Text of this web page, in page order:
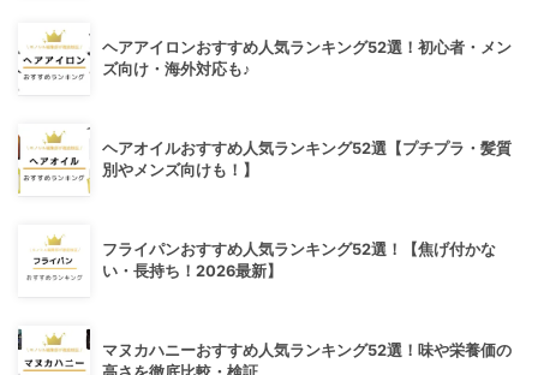
ヘアアイロンおすすめ人気ランキング52選！初心者・メン
ズ向け・海外対応も♪
ヘアオイルおすすめ人気ランキング52選【プチプラ・髪質
別やメンズ向けも！】
フライパンおすすめ人気ランキング52選！【焦げ付かな
い・長持ち！2026最新】
マヌカハニーおすすめ人気ランキング52選！味や栄養価の